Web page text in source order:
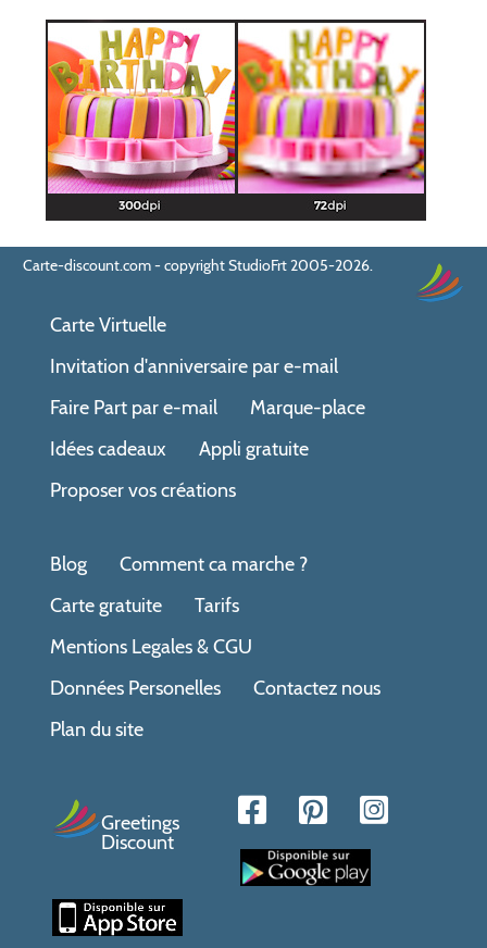
Carte-discount.com - copyright StudioFrt 2005-2026.
Carte Virtuelle
Invitation d'anniversaire par e-mail
Faire Part par e-mail
Marque-place
Idées cadeaux
Appli gratuite
Proposer vos créations
Blog
Comment ca marche ?
Carte gratuite
Tarifs
Mentions Legales & CGU
Données Personelles
Contactez nous
Plan du site
Greetings
Discount